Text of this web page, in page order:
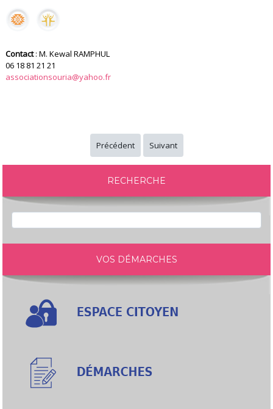
Contact: M. Kewal RAMPHUL
06 18 81 21 21
associationsouria@yahoo.fr
Précédent Suivant
RECHERCHE
VOS DÉMARCHES